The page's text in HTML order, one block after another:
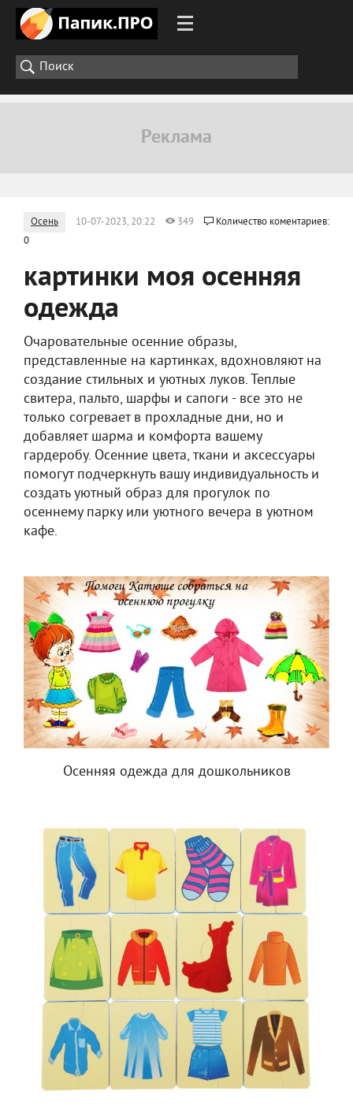
Осень 10-07-2023, 20:22 349
Количество коментариев:
0
картинки моя осенняя
одежда
Очаровательные осенние образы,
представленные на картинках, вдохновляют на
создание стильных и уютных луков. Теплые
свитера, пальто, шарфы и сапоги - все это не
только согревает в прохладные дни, но и
добавляет шарма и комфорта вашему
гардеробу. Осенние цвета, ткани и аксессуары
помогут подчеркнуть вашу индивидуальность и
создать уютный образ для прогулок по
осеннему парку или уютного вечера в уютном
кафе.
Осенняя одежда для дошкольников